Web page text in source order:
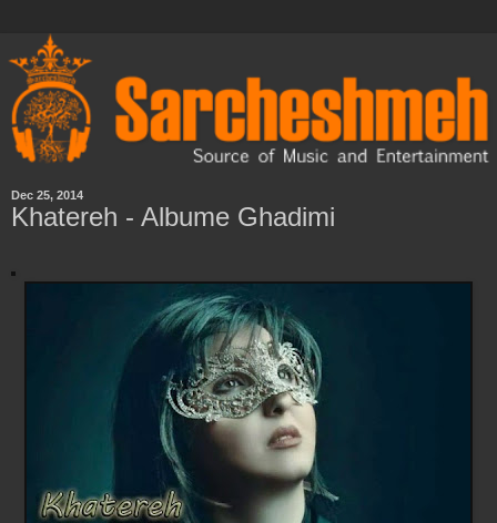
Dec 25, 2014
Khatereh - Albume Ghadimi